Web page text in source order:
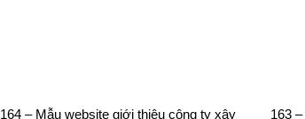
164 – Mẫu website giới thiệu công ty xây
163